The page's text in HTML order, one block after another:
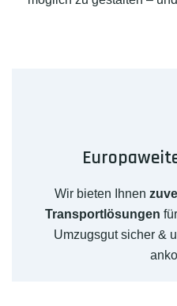
Wir bieten Ihnen
Transportlösungen
Umzugsgut sicher &